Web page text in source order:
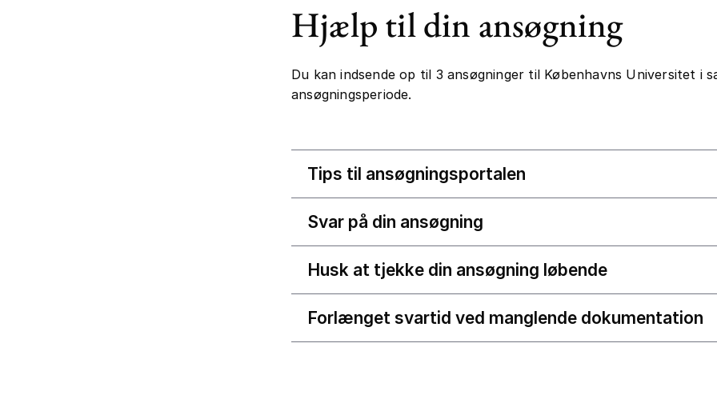
Hjælp til din ansøgning
Du kan indsende op til 3 ansøgninger til Københavns Universitet i
ansøgningsperiode.
Tips til ansøgningsportalen
Svar på din ansøgning
Husk at tjekke din ansøgning løbende
Forlænget svartid ved manglende dokumentation